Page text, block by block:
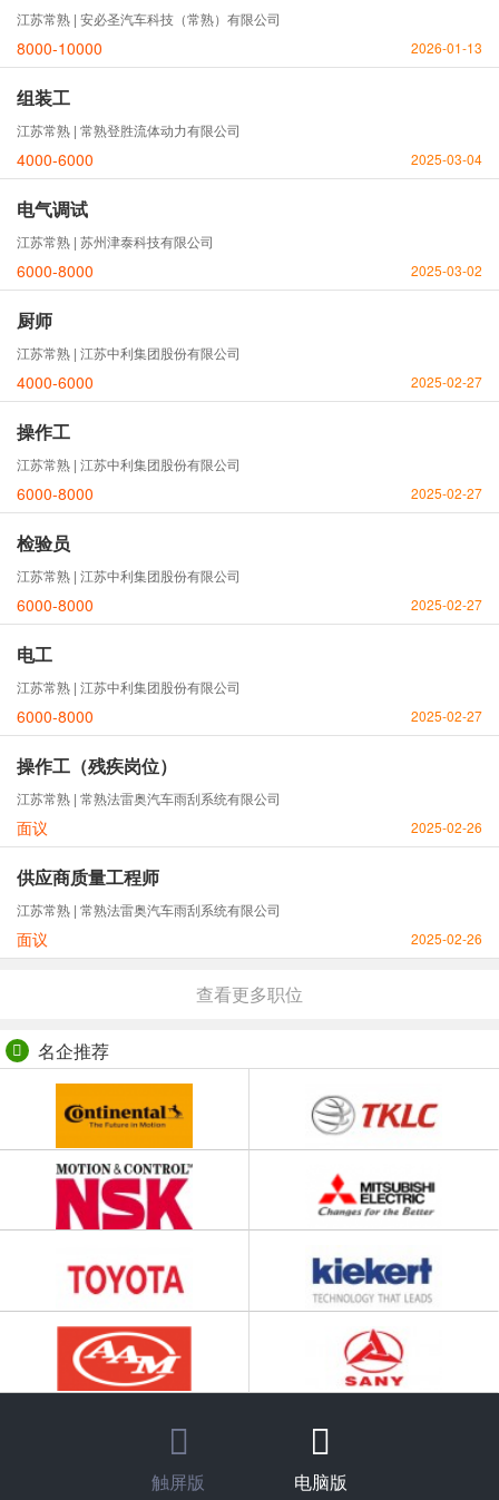
江苏常熟 | 安必圣汽车科技（常熟）有限公司
8000-10000 2026-01-13
组装工
江苏常熟 | 常熟登胜流体动力有限公司
4000-6000 2025-03-04
电气调试
江苏常熟 | 苏州津泰科技有限公司
6000-8000 2025-03-02
厨师
江苏常熟 | 江苏中利集团股份有限公司
4000-6000 2025-02-27
操作工
江苏常熟 | 江苏中利集团股份有限公司
6000-8000 2025-02-27
检验员
江苏常熟 | 江苏中利集团股份有限公司
6000-8000 2025-02-27
电工
江苏常熟 | 江苏中利集团股份有限公司
6000-8000 2025-02-27
操作工（残疾岗位）
江苏常熟 | 常熟法雷奥汽车雨刮系统有限公司
面议 2025-02-26
供应商质量工程师
江苏常熟 | 常熟法雷奥汽车雨刮系统有限公司
面议 2025-02-26
查看更多职位
名企推荐
触屏版 电脑版